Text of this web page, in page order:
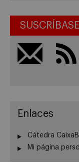
Enlaces
Cátedra
Mi página